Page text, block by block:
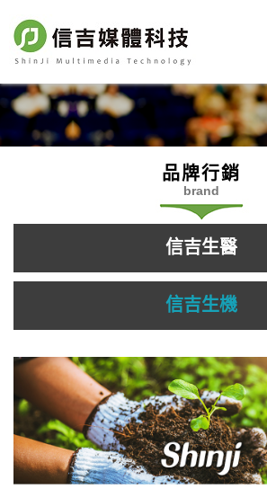
品牌行銷
brand
信吉生醫
信吉生機